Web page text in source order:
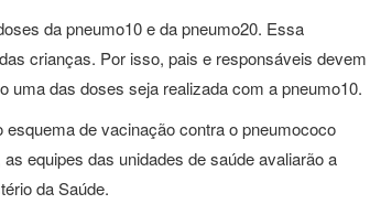
da pneumo10 e da pneumo20. Essa
crianças. Por isso, pais e responsáveis devem
uma das doses seja realizada com a pneumo10.
de vacinação contra o pneumococo
equipes das unidades de saúde avaliarão a
da Saúde.